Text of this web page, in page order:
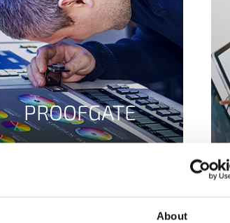
About
PROOFGATE